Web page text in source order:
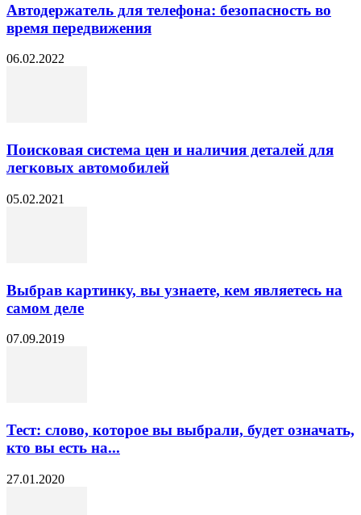
Автодержатель для телефона: безопасность во
время передвижения
06.02.2022
Поисковая система цен и наличия деталей для
легковых автомобилей
05.02.2021
Выбрав картинку, вы узнаете, кем являетесь на
самом деле
07.09.2019
Тест: слово, которое вы выбрали, будет означать,
кто вы есть на...
27.01.2020